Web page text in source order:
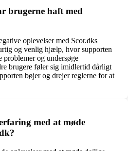
brugerne haft med
oplevelser med Scor.dks
og venlig hjælp, hvor supporten
problemer og undersøge
brugere føler sig imidlertid dårligt
bøjer og drejer reglerne for at
med at møde